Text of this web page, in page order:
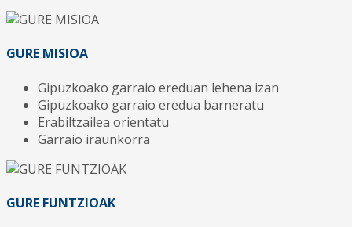
GURE MISIOA
Gipuzkoako garraio ereduan lehena izan
Gipuzkoako garraio eredua barneratu
Erabiltzailea orientatu
Garraio iraunkorra
GURE FUNTZIOAK